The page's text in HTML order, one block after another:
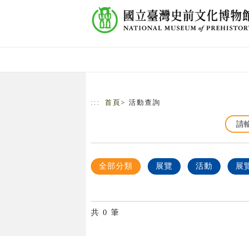
::: 首頁 > 活動查詢
全部分類 展覽 活動 展
共 0 筆